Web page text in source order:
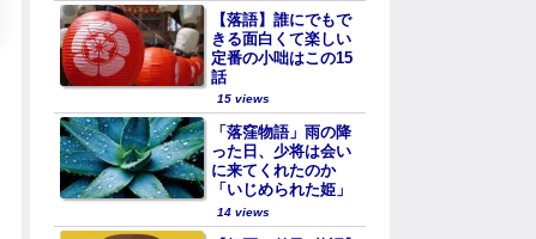
【落語】誰にでもで
きる面白くて楽しい
定番の小咄はこの15
話
15 views
「落窪物語」雨の降
った日、少将は会い
に来てくれたのか
「いじめられた姫」
14 views